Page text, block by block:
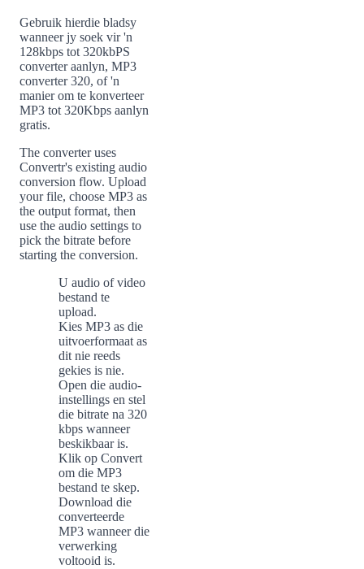
Gebruik hierdie bladsy
wanneer jy soek vir 'n
128kbps tot 320kbPS
converter aanlyn, MP3
converter 320, of 'n
manier om te konverteer
MP3 tot 320Kbps aanlyn
gratis.
The converter uses
Convertr's existing audio
conversion flow. Upload
your file, choose MP3 as
the output format, then
use the audio settings to
pick the bitrate before
starting the conversion.
U audio of video
bestand te
upload.
Kies MP3 as die
uitvoerformaat as
dit nie reeds
gekies is nie.
Open die audio-
instellings en stel
die bitrate na 320
kbps wanneer
beskikbaar is.
Klik op Convert
om die MP3
bestand te skep.
Download die
converteerde
MP3 wanneer die
verwerking
voltooid is.